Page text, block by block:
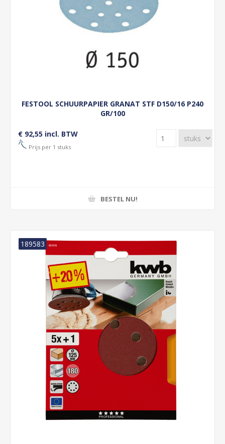
FESTOOL SCHUURPAPIER GRANAT STF D150/16 P240
GR/100
€ 92,55 incl. BTW
Prijs per 1 stuks
BESTEL NU!
189583